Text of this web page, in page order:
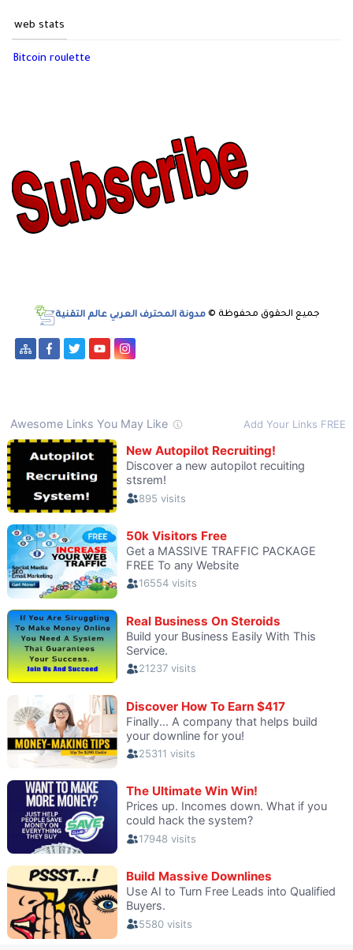
web stats
Bitcoin roulette
جميع الحقوق محفوظة © مدونة المحترف العربي عالم التقنية